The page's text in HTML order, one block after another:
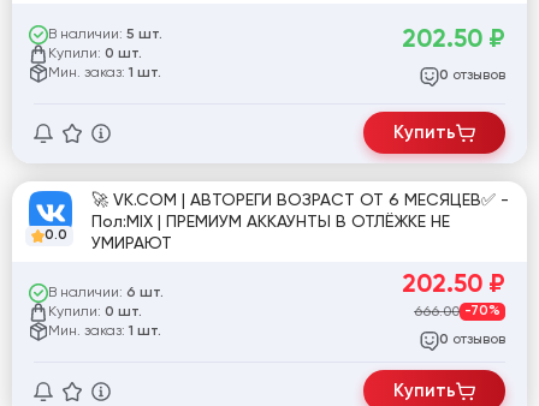
В наличии: 5 шт.
Купили: 0 шт.
Мин. заказ: 1 шт.
202.50 ₽
0 отзывов
Купить
0.0
🚀 VK.COM | АВТОРЕГИ ВОЗРАСТ ОТ 6 МЕСЯЦЕВ✅ -
Пол:MIX | ПРЕМИУМ АККАУНТЫ В ОТЛЁЖКЕ НЕ
УМИРАЮТ
В наличии: 6 шт.
Купили: 0 шт.
Мин. заказ: 1 шт.
202.50 ₽
666.00 -70%
0 отзывов
Купить